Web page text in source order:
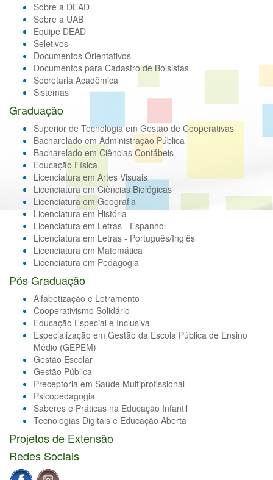
Sobre a DEAD
Sobre a UAB
Equipe DEAD
Seletivos
Documentos Orientativos
Documentos para Cadastro de Bolsistas
Secretaria Acadêmica
Sistemas
Graduação
Superior de Tecnologia em Gestão de Cooperativas
Bacharelado em Administração Pública
Bacharelado em Ciências Contábeis
Educação Física
Licenciatura em Artes Visuais
Licenciatura em Ciências Biológicas
Licenciatura em Geografia
Licenciatura em História
Licenciatura em Letras - Espanhol
Licenciatura em Letras - Português/Inglês
Licenciatura em Matemática
Licenciatura em Pedagogia
Pós Graduação
Alfabetização e Letramento
Cooperativismo Solidário
Educação Especial e Inclusiva
Especialização em Gestão da Escola Pública de Ensino
Médio (GEPEM)
Gestão Escolar
Gestão Pública
Preceptoria em Saúde Multiprofissional
Psicopedagogia
Saberes e Práticas na Educação Infantil
Tecnologias Digitais e Educação Aberta
Projetos de Extensão
Redes Sociais